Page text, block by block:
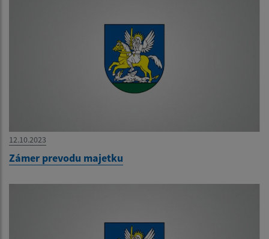
12.10.2023
Zámer prevodu majetku